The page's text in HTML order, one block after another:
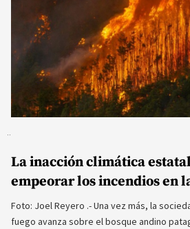
La inacción climática
empeorar los incendios en
Foto: Joel Reyero .- Una vez más, la
fuego avanza sobre el bosque andino